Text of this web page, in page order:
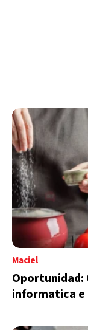
Maciel
Oportunidad:
informatica e